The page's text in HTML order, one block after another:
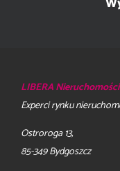
LIBERA Nieruchomości
Experci rynku
Ostroroga 13,
85-349 Bydgoszcz